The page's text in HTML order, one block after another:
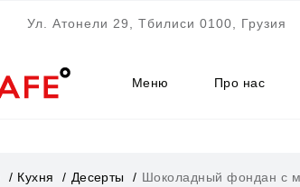
Ул. Атонели 29, Тбилиси 0100, Грузия
Меню Про нас
Кухня Десерты Шоколадный фондан с